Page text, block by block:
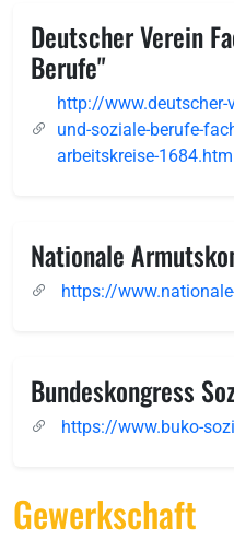
Deutscher Verein
Berufe"
http://
und-soziale-berufe-
arbeitskreise-
Nationale
https://
Bundeskongress
https://www.buko-
Gewerkschaft